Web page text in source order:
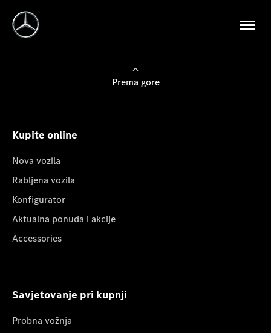
Prema gore
Kupite online
Nova vozila
Rabljena vozila
Konfigurator
Aktualna ponuda i akcije
Accessories
Savjetovanje pri kupnji
Probna vožnja